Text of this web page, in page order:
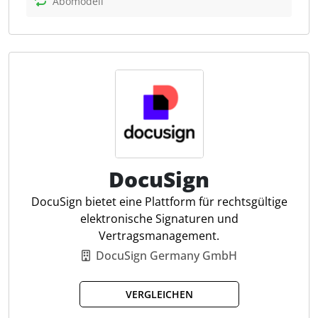
Unterzeichner, speichert signierte Dateien
automatisch in DATEV und erfordert keine
Registrierung oder spezielle Hardware für
Mandanten. Durch die Integration in Microsoft
Teams und Power Automate lassen sich
Signaturprozesse effizient in bestehende Workflows
Unterschriftenmappe
Vorlagen
Individuelles, anpassbares CI
Exchange Online
Power Automate Connector
Vor-Ort-Unterschriften
Vertreterregelungen
DocuSign
DocuSign bietet eine Plattform für rechtsgültige
elektronische Signaturen und
Vertragsmanagement.
DocuSign Germany GmbH
VERGLEICHEN